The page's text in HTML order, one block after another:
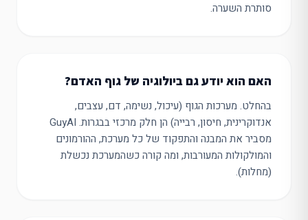
סותרת השערה.
האם הוא יודע גם ביולוגיה של גוף האדם?
בהחלט. מערכות הגוף (עיכול, נשימה, דם, עצבים,
אנדוקרינית, חיסון, רבייה) הן חלק מרכזי בבגרות. GuyAI
מסביר את המבנה והתפקוד של כל מערכת, ההורמונים
והמולקולות המעורבות, ומה קורה כשהמערכת נכשלת
(מחלות).